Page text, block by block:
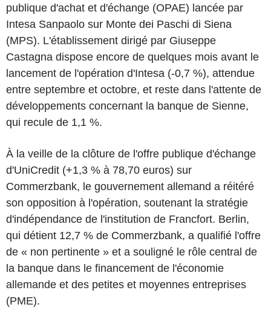
publique d'achat et d'échange (OPAE) lancée par
Intesa Sanpaolo sur Monte dei Paschi di Siena
(MPS). L'établissement dirigé par Giuseppe
Castagna dispose encore de quelques mois avant le
lancement de l'opération d'Intesa (-0,7 %), attendue
entre septembre et octobre, et reste dans l'attente de
développements concernant la banque de Sienne,
qui recule de 1,1 %.
À la veille de la clôture de l'offre publique d'échange
d'UniCredit (+1,3 % à 78,70 euros) sur
Commerzbank, le gouvernement allemand a réitéré
son opposition à l'opération, soutenant la stratégie
d'indépendance de l'institution de Francfort. Berlin,
qui détient 12,7 % de Commerzbank, a qualifié l'offre
de « non pertinente » et a souligné le rôle central de
la banque dans le financement de l'économie
allemande et des petites et moyennes entreprises
(PME).